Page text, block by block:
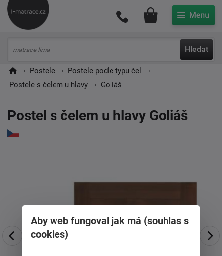
Hledat
Můj účet
Postele
Postele podle typu čel
Postele s čelem u hlavy
Goliáš
Postel s čelem u hlavy Goliáš
Aby web fungoval jak má (souhlas s
cookies)